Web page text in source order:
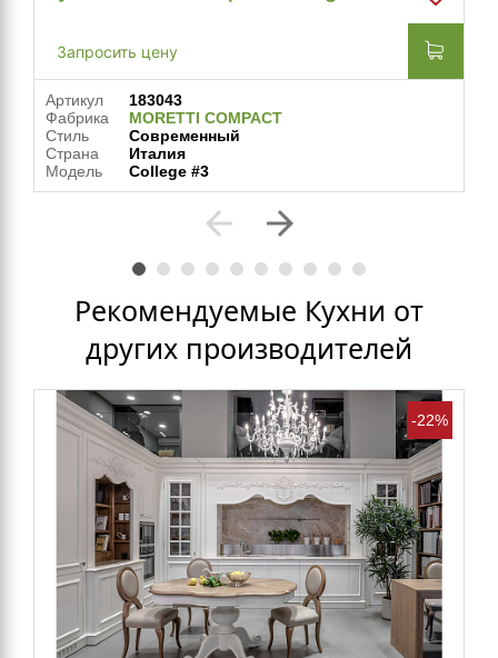
Запросить цену
Артикул
183043
Фабрика
MORETTI COMPACT
Стиль
Современный
Страна
Италия
Модель
College #3
arrow_back arrow_forward
Рекомендуемые Кухни от
других производителей
-22%